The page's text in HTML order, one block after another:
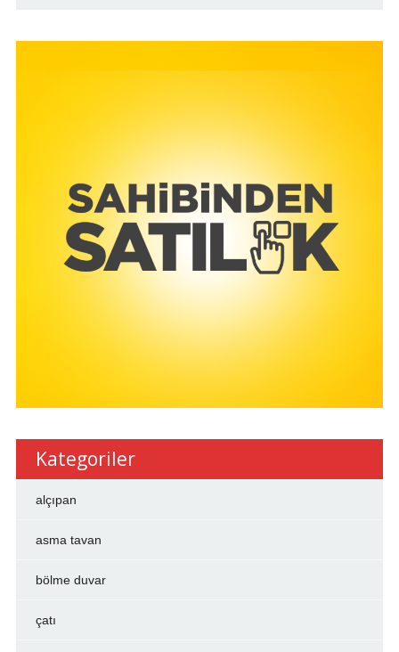
Kategoriler
alçıpan
asma tavan
bölme duvar
çatı